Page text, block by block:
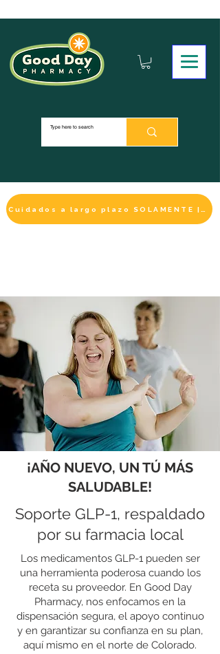
¡AÑO NUEVO, UN TÚ MÁS
SALUDABLE!
Soporte GLP-1, respaldado
por su farmacia local
Los medicamentos GLP-1 pueden ser
una herramienta poderosa cuando los
receta su proveedor. En Good Day
Pharmacy, nos enfocamos en la
dispensación segura, el apoyo continuo
y en garantizar su confianza en su plan,
aquí mismo en el norte de Colorado.